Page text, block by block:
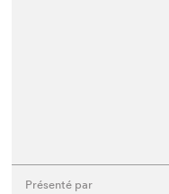
Présenté par